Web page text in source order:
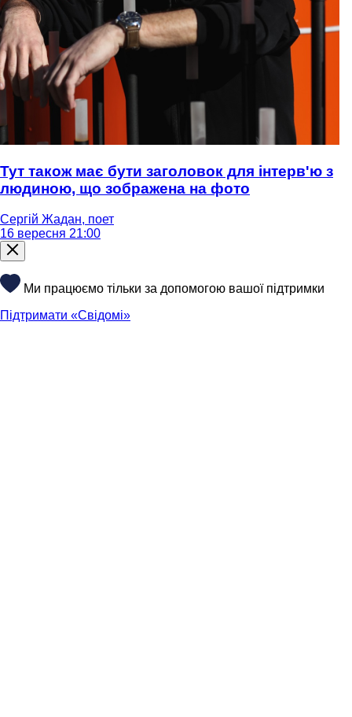
Тут також має бути заголовок для інтерв'ю з
людиною, що зображена на фото
Сергій Жадан, поет
16 вересня 21:00
Ми працюємо тільки за допомогою вашої підтримки
Підтримати «Свідомі»